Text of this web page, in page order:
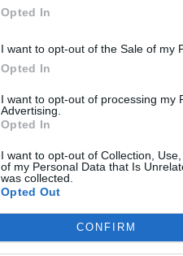
Opted In
I want to opt-out of the Sale of my
Opted In
I want to opt-out of processing my
Advertising.
Opted In
I want to opt-out of Collection,
of my Personal Data that Is
was collected.
Opted Out
CONFIRM